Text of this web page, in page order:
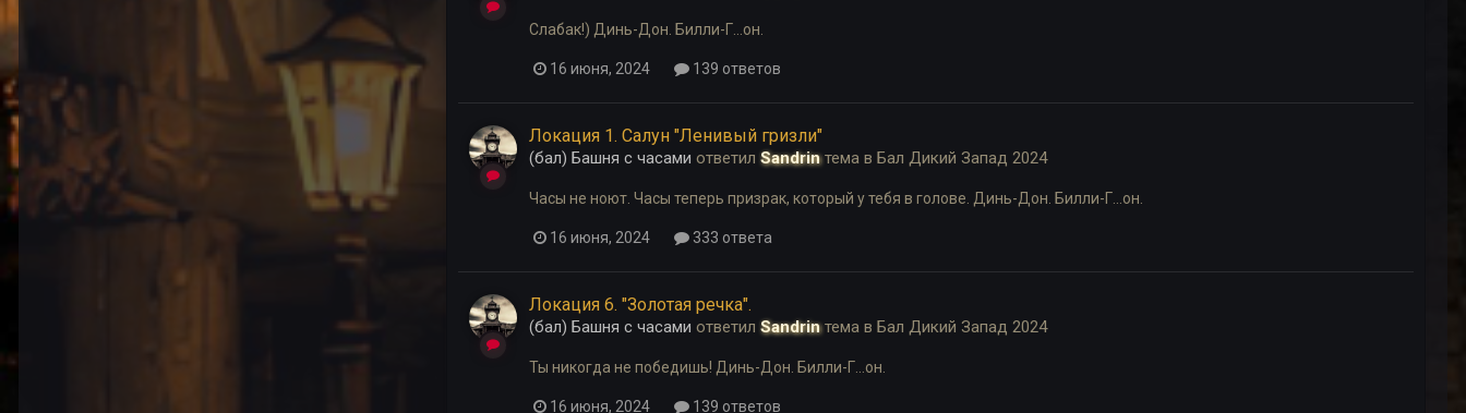
Слабак!) Динь-Дон. Билли-Г...он.
16 июня, 2024 139 ответов
Локация 1. Салун "Ленивый гризли"
(бал) Башня с часами ответил Sandrinтема в Бал Дикий Запад 2024
Часы не ноют. Часы теперь призрак, который у тебя в голове. Динь-Дон. Билли-Г...он.
16 июня, 2024 333 ответа
Локация 6. "Золотая речка".
(бал) Башня с часами ответил Sandrinтема в Бал Дикий Запад 2024
Ты никогда не победишь! Динь-Дон. Билли-Г...он.
16 июня, 2024 139 ответов